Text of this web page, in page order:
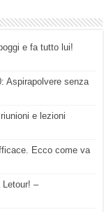
e fa tutto lui!
Aspirapolvere senza
e lezioni
Ecco come va
Letour! –